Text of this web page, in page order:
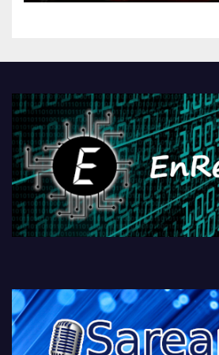
kontrola, Googleri
PlayStationeko